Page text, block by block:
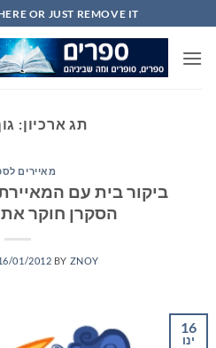
to
content
OR JUST REMOVE IT...
תג ארכיון:
מאיירים
ביקור בית עם
הסקרן חוקר
01/2012 BY ZNOY
16
ינו